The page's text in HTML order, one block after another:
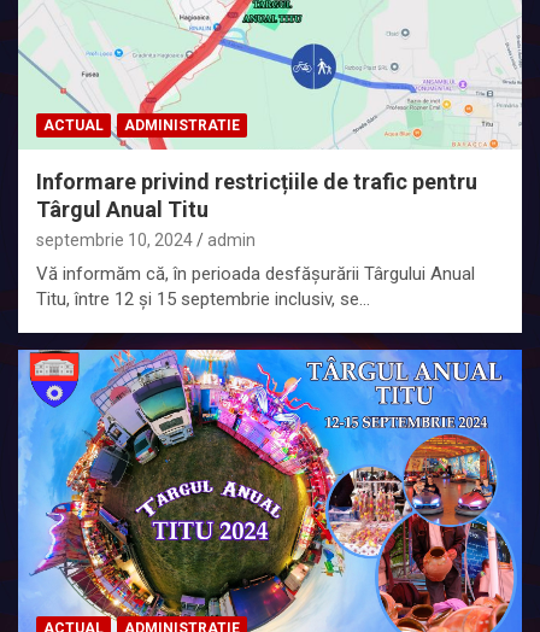
ACTUAL ADMINISTRATIE
Informare privind restricțiile de trafic pentru
Târgul Anual Titu
septembrie 10, 2024 admin
Vă informăm că, în perioada desfășurării Târgului Anual
Titu, între 12 și 15 septembrie inclusiv, se…
ACTUAL ADMINISTRATIE